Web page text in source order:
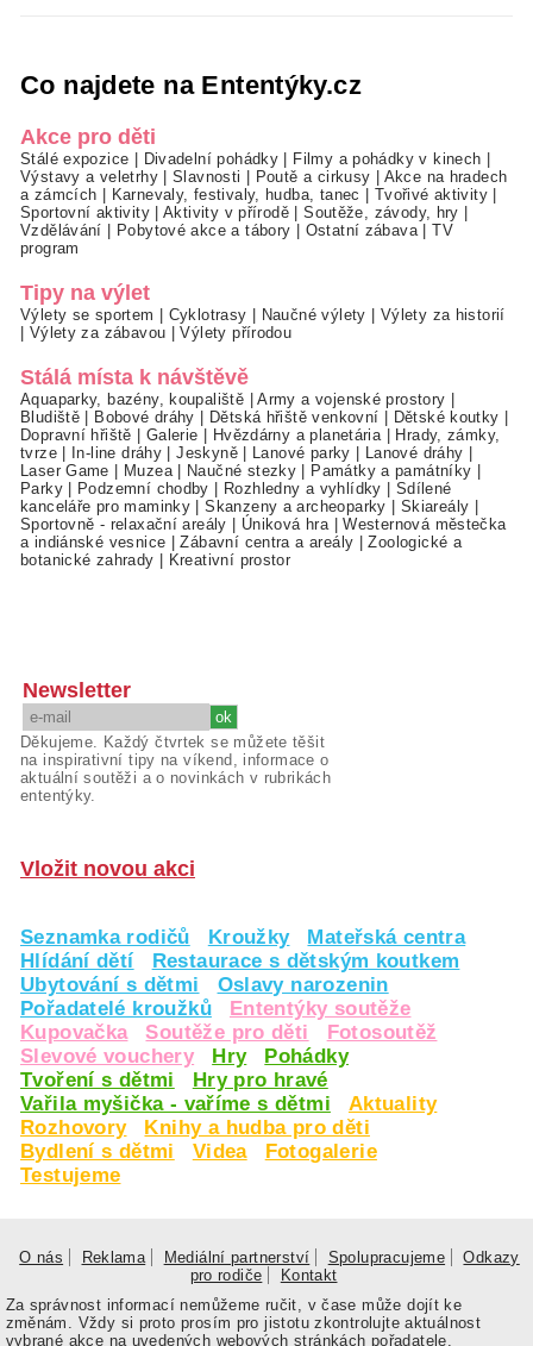
Co najdete na Ententýky.cz
Akce pro děti
Stálé expozice Divadelní pohádky Filmy a pohádky v kinech
Výstavy a veletrhy|Slavnosti Poutě a cirkusy
Akce na hradech
a zámcích
Karnevaly, festivaly, hudba, tanec Tvořivé aktivity
Sportovní aktivity|Aktivity v přírodě |Soutěže, závody, hry
Vzdělávání
Pobytové akce a tábory Ostatní zábava|TV
program
Tipy na výlet
Výlety se sportem Cyklotrasy Naučné výlety
Výlety za historií
Výlety za zábavou |Výlety přírodou
Stálá místa k návštěvě
Aquaparky, bazény, koupaliště |Army a vojenské prostory
Bludiště
Bobové dráhy Dětská hřiště venkovní Dětské koutky
Dopravní hřiště
Galerie Hvězdárny a planetária|
Hrady, zámky,
tvrze| In-line dráhy |Jeskyně| Lanové parky Lanové dráhy
Laser Game
Muzea| Naučné stezky Památky a památníky
Parky| Podzemní chodby Rozhledny a vyhlídky
Sdílené
kanceláře pro maminky |Skanzeny a archeoparky Skiareály
Sportovně - relaxační areály
Úniková hra|Westernová městečka
a indiánské vesnice |Zábavní centra a areály |Zoologické a
botanické zahrady
Kreativní prostor
Newsletter
Děkujeme. Každý čtvrtek se můžete těšit
na inspirativní tipy na víkend, informace o
aktuální soutěži a o novinkách v rubrikách
ententýky.
Vložit novou akci
Seznamka rodičů Kroužky
Mateřská centra
Hlídání dětí
Restaurace s dětským koutkem
Ubytování s dětmi
Oslavy narozenin
Pořadatelé kroužků
Ententýky soutěže
Kupovačka
Soutěže pro děti
Fotosoutěž
Slevové vouchery
Hry
Pohádky
Tvoření s dětmi
Hry pro hravé
Vařila myšička - vaříme s dětmi
Aktuality
Rozhovory
Knihy a hudba pro děti
Bydlení s dětmi
Videa
Fotogalerie
Testujeme
O nás Reklama Mediální partnerství Spolupracujeme
Odkazy
pro rodiče
Kontakt
Za správnost informací nemůžeme ručit, v čase může dojít ke
změnám. Vždy si proto prosím pro jistotu zkontrolujte aktuálnost
vybrané akce na uvedených webových stránkách pořadatele.